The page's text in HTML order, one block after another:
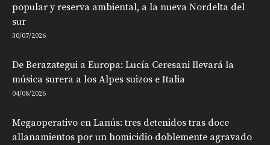
popular y reserva ambiental, a la nueva Nordelta del
sur
30/07/2026
De Berazategui a Europa: Lucía Ceresani llevará la
música surera a los Alpes suizos e Italia
04/08/2026
Megaoperativo en Lanús: tres detenidos tras doce
allanamientos por un homicidio doblemente agravado